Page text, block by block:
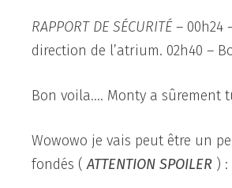
RAPPORT DE SÉCURITÉ– 00h24
direction de l’atrium. 02h40 –
Bon voila…. Monty a sûrement
Wowowo je vais peut être un
fondés (ATTENTION SPOILER ) :